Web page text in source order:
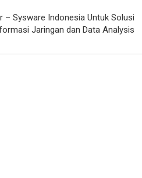
– Sysware Indonesia Untuk Solusi
Jaringan dan Data Analysis